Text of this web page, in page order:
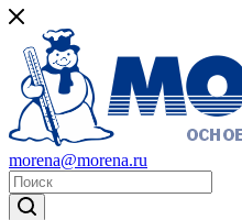
morena@morena.ru